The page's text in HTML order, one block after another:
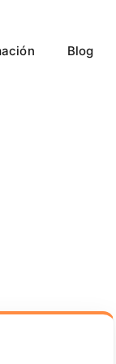
Blog